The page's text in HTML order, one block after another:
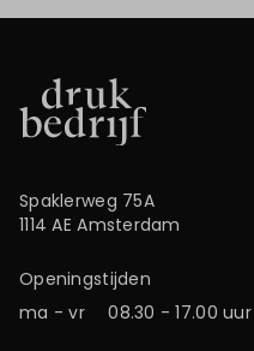
Spaklerweg 75A
1114 AE Amsterdam
Openingstijden
ma - vr
08.30 - 17.00 uur